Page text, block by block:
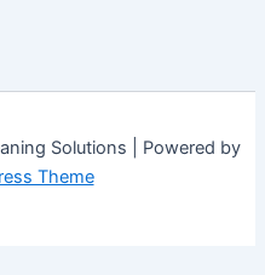
Solutions | Powered by
Theme